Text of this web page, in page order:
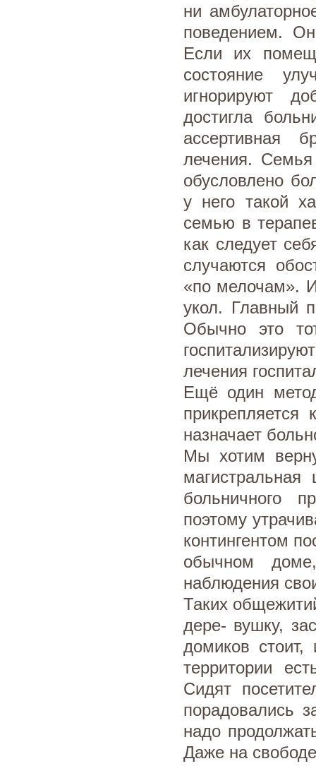
ни
поведением.
Если их
состояние
игнорируют
достигла
ассертивная
лечения. Семья
обусловлено
у него такой
семью в
как следует
случаются
«по мелочам».
укол. Главный
Обычно это
лечения
Ещё один
прикрепляется
назначает
Мы хотим
больничного
поэтому
контингентом
обычном
наблюдения
Таких
дере- вушку,
домиков
территории
Сидят
порадовались
надо
Даже на